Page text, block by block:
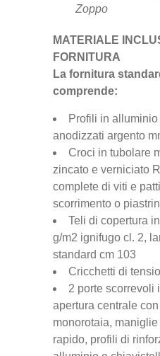
Zoppo
MATERIALE
FORNITURA
La fornitura
comprende:
Profili in
anodizzati argento
Croci in tubolare
zincato e verniciato
complete di viti e
scorrimento o
Teli di copertura
g/m2 ignifugo cl. 2,
standard cm 103
Cricchetti di
2 porte scorrevoli
apertura centrale
monorotaia,
rapido, profili di